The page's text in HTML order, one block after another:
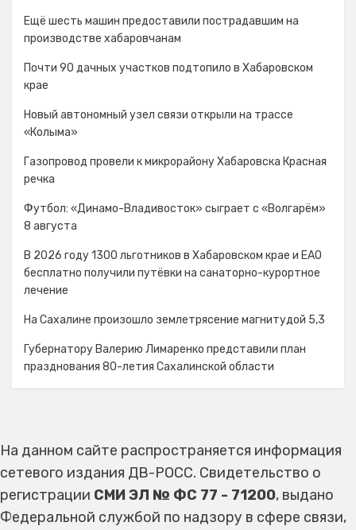
Ещё шесть машин предоставили пострадавшим на
производстве хабаровчанам
Почти 90 дачных участков подтопило в Хабаровском
крае
Новый автономный узел связи открыли на трассе
«Колыма»
Газопровод провели к микрорайону Хабаровска Красная
речка
Футбол: «Динамо-Владивосток» сыграет с «Волгарём»
8 августа
В 2026 году 1300 льготников в Хабаровском крае и ЕАО
бесплатно получили путёвки на санаторно-курортное
лечение
На Сахалине произошло землетрясение магнитудой 5,3
Губернатору Валерию Лимаренко представили план
празднования 80-летия Сахалинской области
На данном сайте распространяется информация
сетевого издания ДВ-РОСС. Свидетельство о
регистрации СМИ ЭЛ № ФС 77 - 71200, выдано
Федеральной службой по надзору в сфере связи,